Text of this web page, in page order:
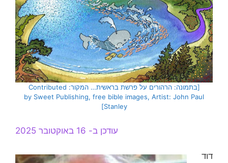
[בתמונה: הרהורים על פרשת בראשית… המקור: Contributed
by Sweet Publishing, free bible images, Artist: John Paul
Stanley]
עודכן ב- 16 באוקטובר 2025
דוד